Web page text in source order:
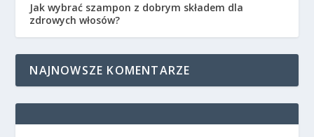
Jak wybrać szampon z dobrym składem dla
zdrowych włosów?
NAJNOWSZE KOMENTARZE